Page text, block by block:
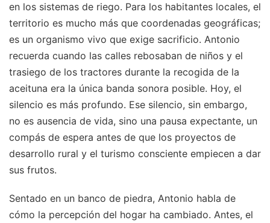
en los sistemas de riego. Para los habitantes locales, el
territorio es mucho más que coordenadas geográficas;
es un organismo vivo que exige sacrificio. Antonio
recuerda cuando las calles rebosaban de niños y el
trasiego de los tractores durante la recogida de la
aceituna era la única banda sonora posible. Hoy, el
silencio es más profundo. Ese silencio, sin embargo,
no es ausencia de vida, sino una pausa expectante, un
compás de espera antes de que los proyectos de
desarrollo rural y el turismo consciente empiecen a dar
sus frutos.
Sentado en un banco de piedra, Antonio habla de
cómo la percepción del hogar ha cambiado. Antes, el